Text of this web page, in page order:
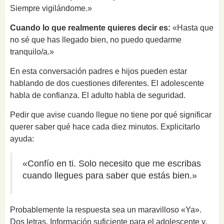
Siempre vigilándome.»
Cuando lo que realmente quieres decir es: «Hasta que
no sé que has llegado bien, no puedo quedarme
tranquilo/a.»
En esta conversación padres e hijos pueden estar
hablando de dos cuestiones diferentes. El adolescente
habla de confianza. El adulto habla de seguridad.
Pedir que avise cuando llegue no tiene por qué significar
querer saber qué hace cada diez minutos. Explicitarlo
ayuda:
«Confío en ti. Solo necesito que me escribas
cuando llegues para saber que estás bien.»
Probablemente la respuesta sea un maravilloso «Ya».
Dos letras. Información suficiente para el adolescente y,